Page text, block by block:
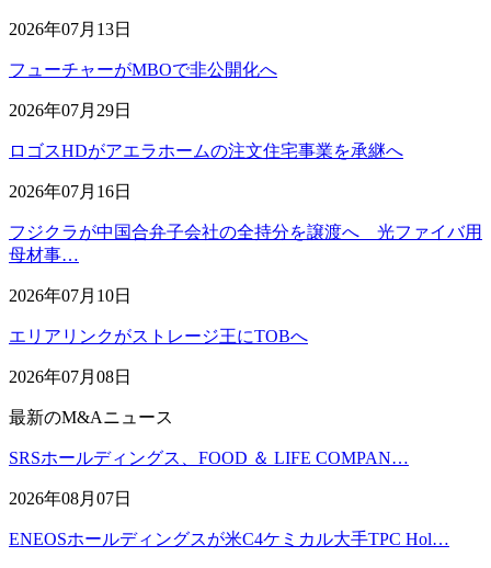
2026年07月13日
フューチャーがMBOで非公開化へ
2026年07月29日
ロゴスHDがアエラホームの注文住宅事業を承継へ
2026年07月16日
フジクラが中国合弁子会社の全持分を譲渡へ 光ファイバ用
母材事…
2026年07月10日
エリアリンクがストレージ王にTOBへ
2026年07月08日
最新のM&Aニュース
SRSホールディングス、FOOD ＆ LIFE COMPAN…
2026年08月07日
ENEOSホールディングスが米C4ケミカル大手TPC Hol…